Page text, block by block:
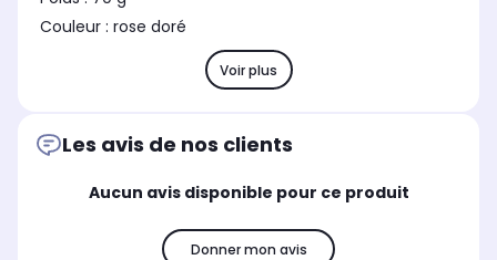
Couleur : rose doré
Voir plus
Les avis de nos clients
Aucun avis disponible pour ce produit
Donner mon avis